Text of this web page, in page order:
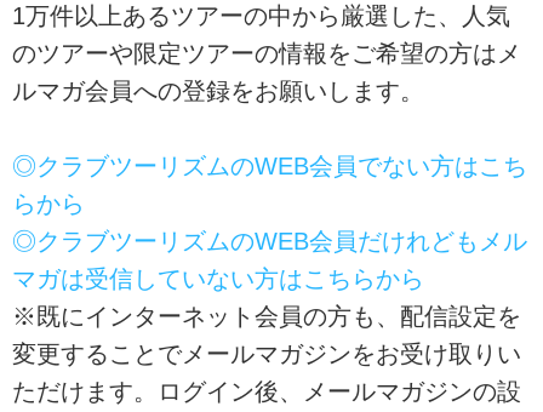
1万件以上あるツアーの中から厳選した、人気
のツアーや限定ツアーの情報をご希望の方はメ
ルマガ会員への登録をお願いします。
◎クラブツーリズムのWEB会員でない方はこち
らから
◎クラブツーリズムのWEB会員だけれどもメル
マガは受信していない方はこちらから
※既にインターネット会員の方も、配信設定を
変更することでメールマガジンをお受け取りい
ただけます。ログイン後、メールマガジンの設